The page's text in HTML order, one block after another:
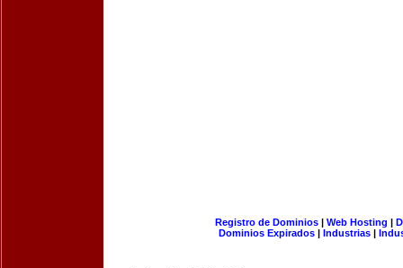
Registro de Dominios| Web Hosting |
Dominios Expirados | Industrias |